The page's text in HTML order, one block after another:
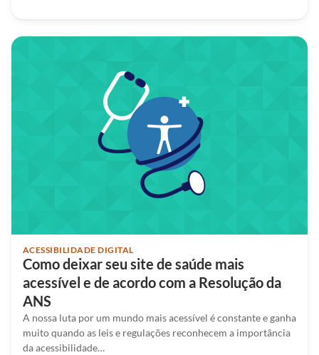
ACESSIBILIDADE DIGITAL
Como deixar seu site de saúde mais
acessível e de acordo com a Resolução da
ANS
A nossa luta por um mundo mais acessível é constante e ganha
muito quando as leis e regulações reconhecem a importância
da acessibilidade…